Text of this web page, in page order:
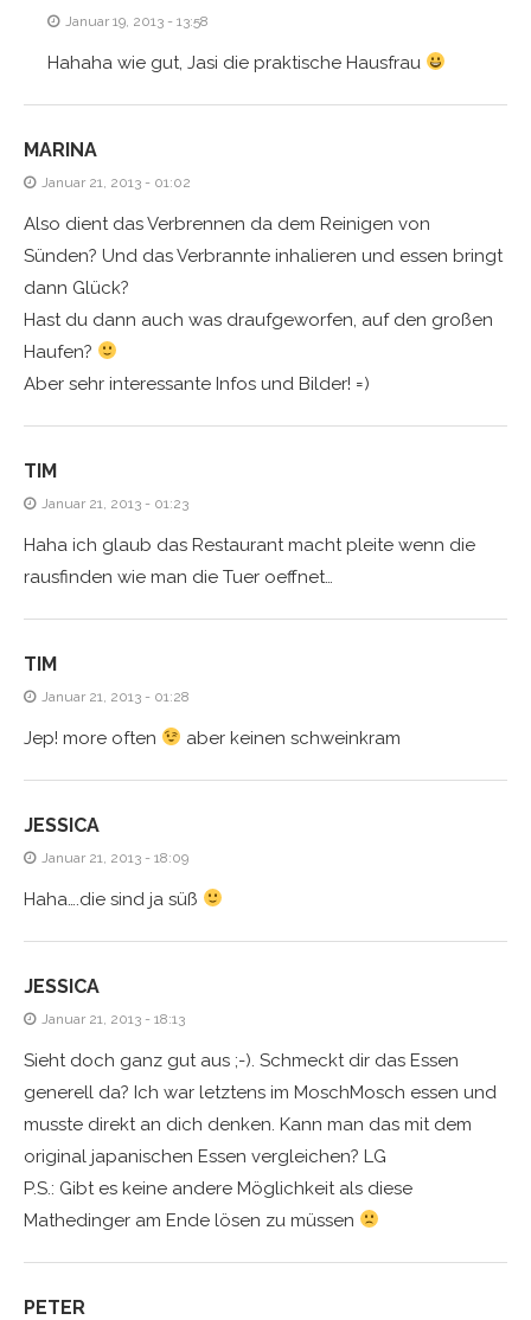
Januar 19, 2013 - 13:58
Hahaha wie gut, Jasi die praktische Hausfrau
MARINA
Januar 21, 2013 - 01:02
Also dient das Verbrennen da dem Reinigen von
Sünden? Und das Verbrannte inhalieren und essen bringt
dann Glück?
Hast du dann auch was draufgeworfen, auf den großen
Haufen?
Aber sehr interessante Infos und Bilder! =)
TIM
Januar 21, 2013 - 01:23
Haha ich glaub das Restaurant macht pleite wenn die
rausfinden wie man die Tuer oeffnet…
TIM
Januar 21, 2013 - 01:28
Jep! more often aber keinen schweinkram
JESSICA
Januar 21, 2013 - 18:09
Haha….die sind ja süß
JESSICA
Januar 21, 2013 - 18:13
Sieht doch ganz gut aus ;-). Schmeckt dir das Essen
generell da? Ich war letztens im MoschMosch essen und
musste direkt an dich denken. Kann man das mit dem
original japanischen Essen vergleichen? LG
P.S.: Gibt es keine andere Möglichkeit als diese
Mathedinger am Ende lösen zu müssen
PETER